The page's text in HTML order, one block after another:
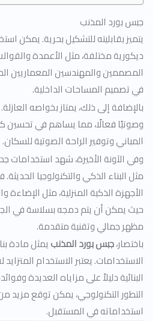
جبس بورد المذنب
يتميز بقابليته للتشكيل بحرية. يمكن
ديكورية مختلفة، مثل الأعمدة
المصممين والمهندسين المعماريين
في تصميم المساحات الداخلية.
بالإضافة إلى ذلك، يمتاز بخواصه
وصوتيًا فعالًا، مما يساهم في تحسين
المباني وتوفير الراحة الصوتية للسكان.
وفي الآونة الأخيرة، شهد استخدامات
مثل البناء الذكي والتكنولوجيا
الأجهزة الذكية المنزلية، مثل الإضاءة
حيث يمكن أن يتم دمجه بسلاسة في
مظهر جمالي وتقنية متقدمة.
باختصار،جبس بورد المذنبيمثل مادة
الاستخدامات. يعتبر الاستخدام
البنائية دليلاً على مزاياه العديدة
التطور التكنولوجي، يمكن توقع مزيد
استخداماته في المستقبل.